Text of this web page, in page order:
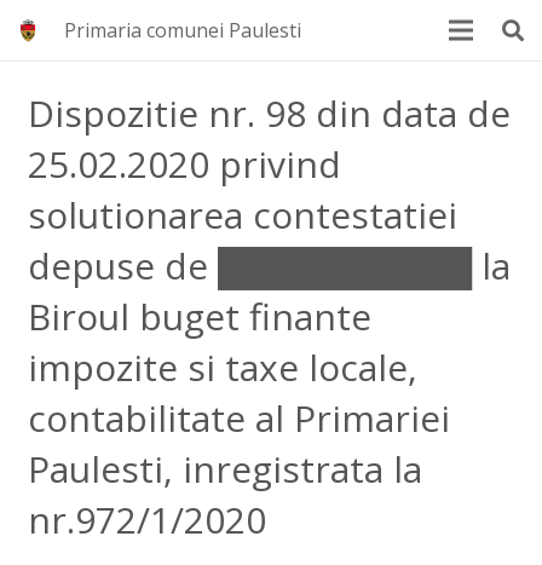
Primaria comunei Paulesti
Dispozitie nr. 98 din data de
25.02.2020 privind
solutionarea contestatiei
depuse de ██████████ la
Biroul buget finante
impozite si taxe locale,
contabilitate al Primariei
Paulesti, inregistrata la
nr.972/1/2020